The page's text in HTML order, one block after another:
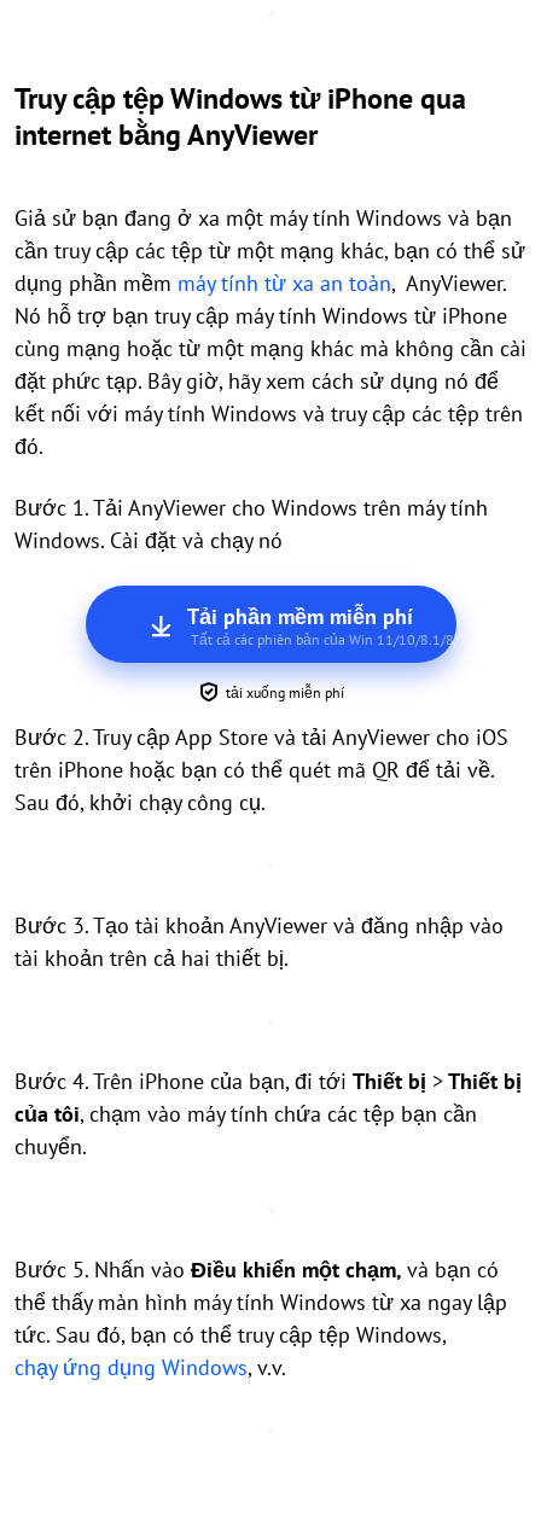
Truy cập tệp Windows từ iPhone qua
internet bằng AnyViewer
Giả sử bạn đang ở xa một máy tính Windows và bạn
cần truy cập các tệp từ một mạng khác, bạn có thể sử
dụng phần mềm máy tính từ xa an toàn, AnyViewer.
Nó hỗ trợ bạn truy cập máy tính Windows từ iPhone
cùng mạng hoặc từ một mạng khác mà không cần cài
đặt phức tạp. Bây giờ, hãy xem cách sử dụng nó để
kết nối với máy tính Windows và truy cập các tệp trên
đó.
Bước 1. Tải AnyViewer cho Windows trên máy tính
Windows. Cài đặt và chạy nó
Tải phần mềm miễn phí
Tất cả các phiên bản của Win 11/10/8.1/8/7
tải xuống miễn phí
Bước 2. Truy cập App Store và tải AnyViewer cho iOS
trên iPhone hoặc bạn có thể quét mã QR để tải về.
Sau đó, khởi chạy công cụ.
Bước 3. Tạo tài khoản AnyViewer và đăng nhập vào
tài khoản trên cả hai thiết bị.
Bước 4. Trên iPhone của bạn, đi tới Thiết bị >Thiết bị
của tôi, chạm vào máy tính chứa các tệp bạn cần
chuyển.
Bước 5. Nhấn vào Điều khiển một chạm, và bạn có
thể thấy màn hình máy tính Windows từ xa ngay lập
tức. Sau đó, bạn có thể truy cập tệp Windows,
chạy ứng dụng Windows, v.v.